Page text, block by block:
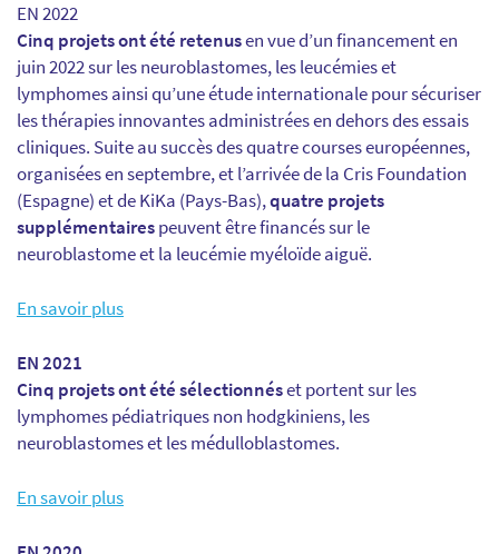
EN 2022
Cinq projets ont été retenusen vue d’un financement en
juin 2022 sur les neuroblastomes, les leucémies et
lymphomes ainsi qu’une étude internationale pour sécuriser
les thérapies innovantes administrées en dehors des essais
cliniques. Suite au succès des quatre courses européennes,
organisées en septembre, et l’arrivée de la Cris Foundation
(Espagne) et de KiKa (Pays-Bas),quatre projets
supplémentairespeuvent être financés sur le
neuroblastome et la leucémie myéloïde aiguë.
En savoir plus
EN 2021
Cinq projets ont été sélectionnéset portent sur les
lymphomes pédiatriques non hodgkiniens, les
neuroblastomes et les médulloblastomes.
En savoir plus